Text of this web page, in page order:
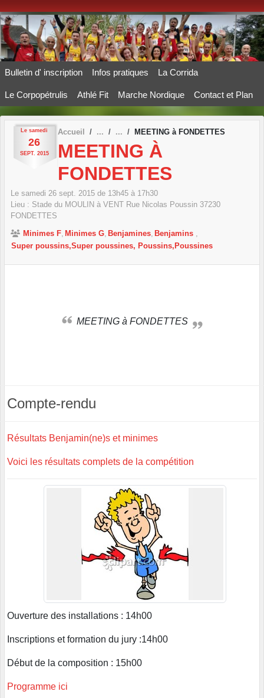
Bulletin d' inscription Infos pratiques La Corrida
Le Corpopétrulis Athlé Fit Marche Nordique Contact et Plan
Le samedi
26
SEPT. 2015
Accueil MEETING à FONDETTES
MEETING À
FONDETTES
Le samedi 26 sept. 2015 de 13h45 à 17h30
Lieu : Stade du MOULIN à VENT Rue Nicolas Poussin 37230
FONDETTES
Minimes F Minimes G Benjamines Benjamins
Super poussins,Super poussines, Poussins,Poussines
MEETING à FONDETTES
Compte-rendu
Résultats Benjamin(ne)s et minimes
Voici les résultats complets de la compétition
Ouverture des installations : 14h00
Inscriptions et formation du jury :14h00
Début de la composition : 15h00
Programme ici